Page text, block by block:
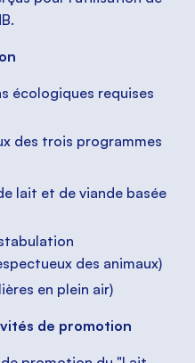
écologiques requises
des trois programmes
lait et de viande basée
des animaux)
en plein air)
de promotion